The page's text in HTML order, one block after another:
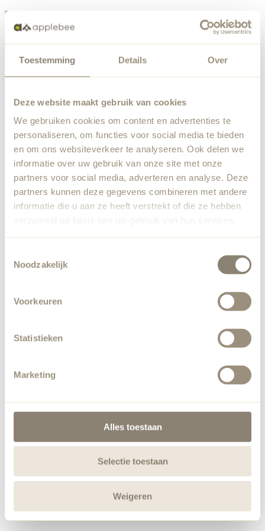
Toestemming Details Over
Deze website maakt gebruik van cookies
We gebruiken cookies om content en advertenties te
personaliseren, om functies voor social media te bieden
en om ons websiteverkeer te analyseren. Ook delen we
informatie over uw gebruik van onze site met onze
partners voor social media, adverteren en analyse. Deze
partners kunnen deze gegevens combineren met andere
informatie die u aan ze heeft verstrekt of die ze hebben
verzameld op basis van uw gebruik van hun services.
Noodzakelijk
Voorkeuren
Statistieken
Marketing
Alles toestaan
Selectie toestaan
Weigeren
Something went wrong
been notified.
Back to home